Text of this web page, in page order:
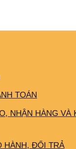
TOÁN
NHẬN HÀNG VÀ
HÀNH, ĐỔI TRẢ